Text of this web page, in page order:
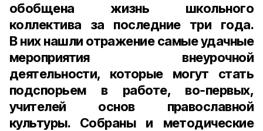
обобщена жизнь школьного
коллектива за последние три года.
В них нашли отражение самые удачные
мероприятия внеурочной
деятельности, которые могут стать
подспорьем в работе, во‑первых,
учителей основ православной
культуры. Собраны и методические